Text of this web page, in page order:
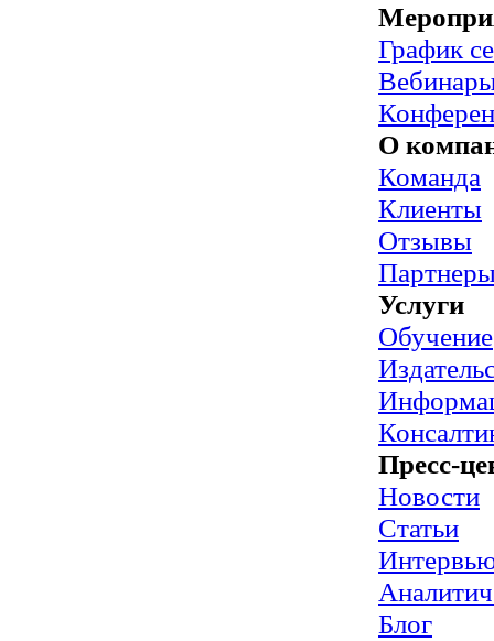
График
О
Команда
Клиенты
Отзывы
Услуги
Обучение
Пресс-
Новости
Статьи
Блог